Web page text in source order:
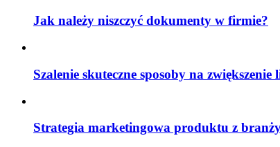
Jak należy niszczyć dokumenty w firmie?
Szalenie skuteczne sposoby na
Strategia marketingowa produktu z